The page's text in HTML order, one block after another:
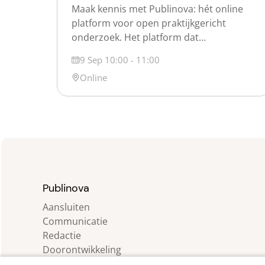
Maak kennis met Publinova: hét online
platform voor open praktijkgericht
onderzoek. Het platform dat
vindbaar en zichtbaar maakt. Publinova
is een samenwerking tussen de
Nederlandse hogescholen, de Vereniging
Datum
9 Sep 10:00 - 11:00
Locatie
Online
Publinova
Aansluiten
Communicatie
Redactie
Doorontwikkeling